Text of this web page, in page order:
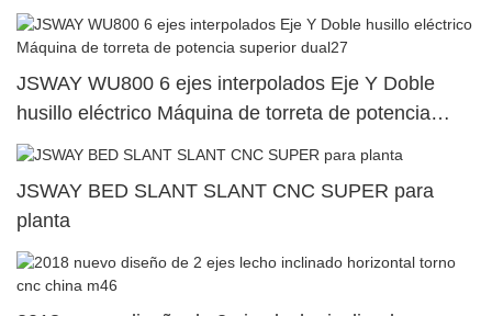
contrapesado
JSWAY WU800 6 ejes interpolados Eje Y Doble
husillo eléctrico Máquina de torreta de potencia
superior dual27
JSWAY BED SLANT SLANT CNC SUPER para
planta